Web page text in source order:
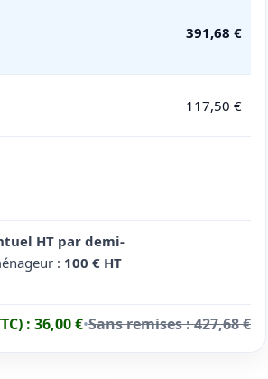
391,68 €
117,50 €
HT par demi-
: 100 € HT
: 36,00 €•Sans remises :427,68 €